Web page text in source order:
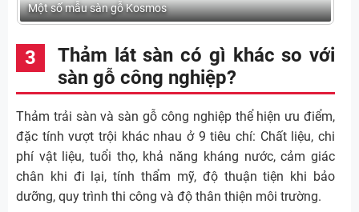
Một số mẫu sàn gỗ Kosmos
Thảm lát sàn có gì khác so với
sàn gỗ công nghiệp?
Thảm trải sàn và sàn gỗ công nghiệp thể hiện ưu điểm,
đặc tính vượt trội khác nhau ở 9 tiêu chí: Chất liệu, chi
phí vật liệu, tuổi thọ, khả năng kháng nước, cảm giác
chân khi đi lại, tính thẩm mỹ, độ thuận tiện khi bảo
dưỡng, quy trình thi công và độ thân thiện môi trường.